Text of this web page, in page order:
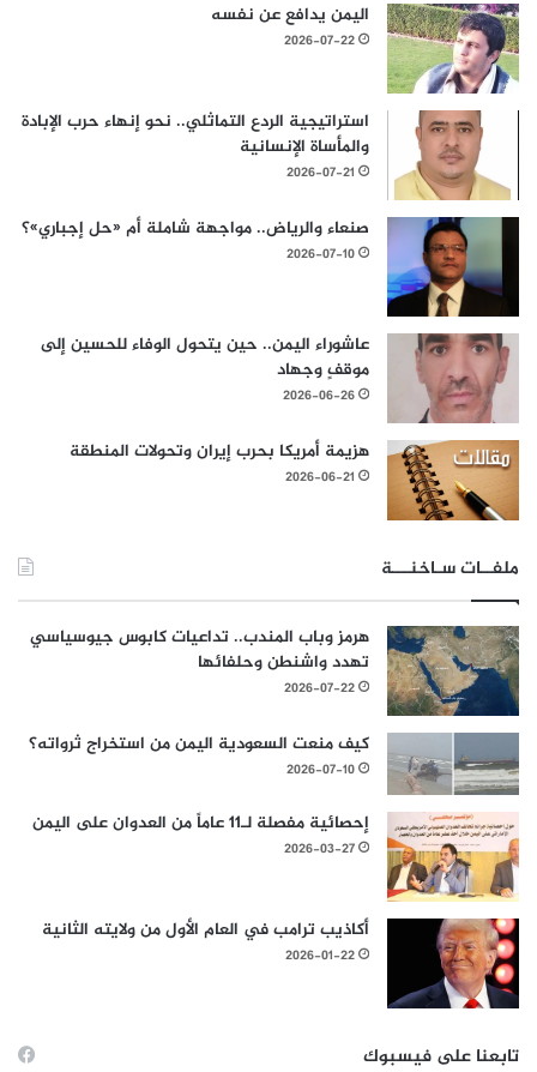
اليمن يدافع عن نفسه
2026-07-22
استراتيجية الردع التماثلي.. نحو إنهاء حرب الإبادة
والمأساة الإنسانية
2026-07-21
صنعاء والرياض.. مواجهة شاملة أم «حل إجباري»؟
2026-07-10
عاشوراء اليمن.. حين يتحول الوفاء للحسين إلى
موقفٍ وجهاد
2026-06-26
هزيمة أمريكا بحرب إيران وتحولات المنطقة
2026-06-21
ملفــات سـاخنـــة
هرمز وباب المندب.. تداعيات كابوس جيوسياسي
تهدد واشنطن وحلفائها
2026-07-22
كيف منعت السعودية اليمن من استخراج ثرواته؟
2026-07-10
إحصائية مفصلة لـ11 عاماً من العدوان على اليمن
2026-03-27
أكاذيب ترامب في العام الأول من ولايته الثانية
2026-01-22
تابعنا على فيسبوك